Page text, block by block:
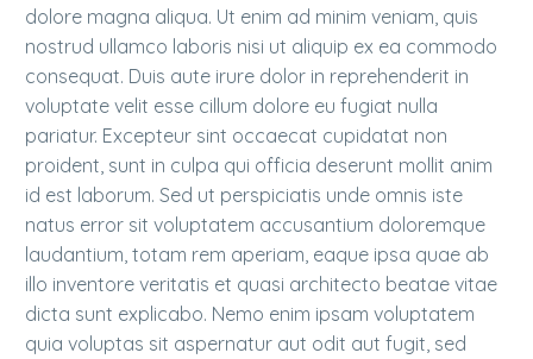
dolore magna aliqua. Ut enim ad minim veniam, quis
nostrud ullamco laboris nisi ut aliquip ex ea commodo
consequat. Duis aute irure dolor in reprehenderit in
voluptate velit esse cillum dolore eu fugiat nulla
pariatur. Excepteur sint occaecat cupidatat non
proident, sunt in culpa qui officia deserunt mollit anim
id est laborum. Sed ut perspiciatis unde omnis iste
natus error sit voluptatem accusantium doloremque
laudantium, totam rem aperiam, eaque ipsa quae ab
illo inventore veritatis et quasi architecto beatae vitae
dicta sunt explicabo. Nemo enim ipsam voluptatem
quia voluptas sit aspernatur aut odit aut fugit, sed